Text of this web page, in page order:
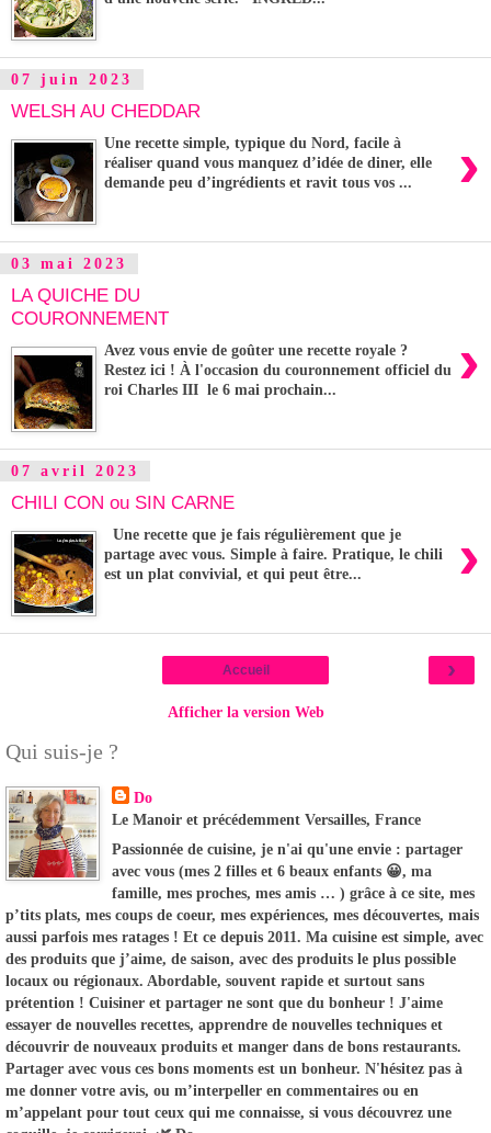
07 juin 2023
WELSH AU CHEDDAR
›
Une recette simple, typique du Nord, facile à
réaliser quand vous manquez d’idée de diner, elle
demande peu d’ingrédients et ravit tous vos ...
03 mai 2023
LA QUICHE DU
COURONNEMENT
›
Avez vous envie de goûter une recette royale ?
Restez ici ! À l'occasion du couronnement officiel du
roi Charles III le 6 mai prochain...
07 avril 2023
CHILI CON ou SIN CARNE
›
Une recette que je fais régulièrement que je
partage avec vous. Simple à faire. Pratique, le chili
est un plat convivial, et qui peut être...
›
Accueil
Afficher la version Web
Qui suis-je ?
Do
Le Manoir et précédemment Versailles, France
Passionnée de cuisine, je n'ai qu'une envie : partager
avec vous (mes 2 filles et 6 beaux enfants 😀, ma
famille, mes proches, mes amis … ) grâce à ce site, mes
p’tits plats, mes coups de coeur, mes expériences, mes découvertes, mais
aussi parfois mes ratages ! Et ce depuis 2011. Ma cuisine est simple, avec
des produits que j’aime, de saison, avec des produits le plus possible
locaux ou régionaux. Abordable, souvent rapide et surtout sans
prétention ! Cuisiner et partager ne sont que du bonheur ! J'aime
essayer de nouvelles recettes, apprendre de nouvelles techniques et
découvrir de nouveaux produits et manger dans de bons restaurants.
Partager avec vous ces bons moments est un bonheur. N'hésitez pas à
me donner votre avis, ou m’interpeller en commentaires ou en
m’appelant pour tout ceux qui me connaisse, si vous découvrez une